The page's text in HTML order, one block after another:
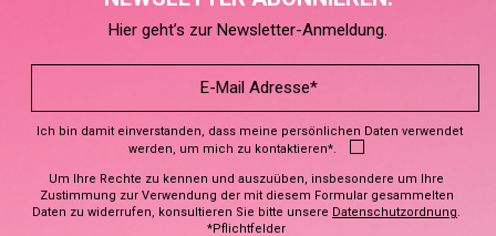
Hier geht’s zur Newsletter-Anmeldung.
Ich bin damit einverstanden, dass meine persönlichen Daten verwendet
werden, um mich zu kontaktieren*.
Um Ihre Rechte zu kennen und auszuüben, insbesondere um Ihre
Zustimmung zur Verwendung der mit diesem Formular gesammelten
Daten zu widerrufen, konsultieren Sie bitte unsere Datenschutzordnung.
*Pflichtfelder